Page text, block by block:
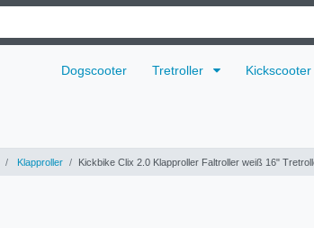
Dogscooter Tretroller Kickscooter
Klapproller Kickbike Clix 2.0 Klapproller Faltroller weiß 16"